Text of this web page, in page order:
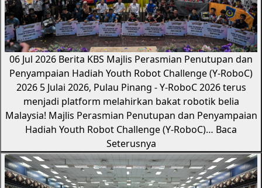
06 Jul 2026 Berita KBS Majlis Perasmian Penutupan dan
Penyampaian Hadiah Youth Robot Challenge (Y-RoboC)
2026 5 Julai 2026, Pulau Pinang - Y-RoboC 2026 terus
menjadi platform melahirkan bakat robotik belia
Malaysia! Majlis Perasmian Penutupan dan Penyampaian
Hadiah Youth Robot Challenge (Y-RoboC)… Baca
Seterusnya